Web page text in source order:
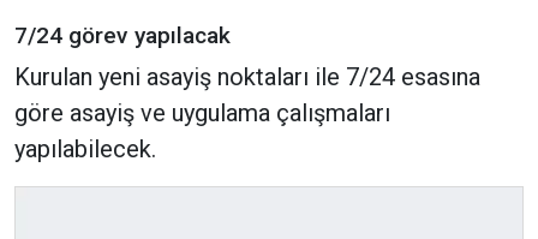
7/24 görev yapılacak
Kurulan yeni asayiş noktaları ile 7/24 esasına
göre asayiş ve uygulama çalışmaları
yapılabilecek.